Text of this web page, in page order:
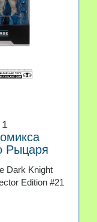
Рыцаря
Dark Knight
Edition #21